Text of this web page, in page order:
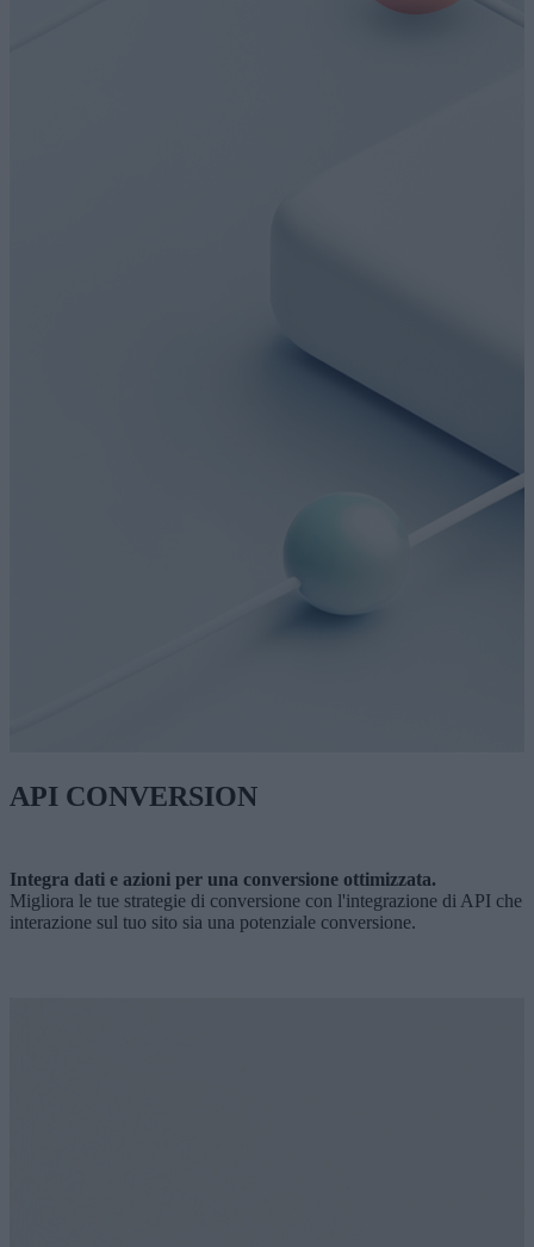
API CONVERSION
Integra dati e azioni per una conversione ottimizzata.
Migliora le tue strategie di conversione con l'integrazione di API che
interazione sul tuo sito sia una potenziale conversione.